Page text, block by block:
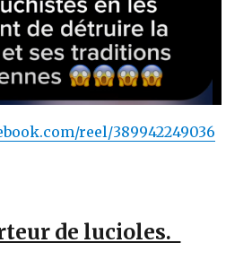
reel/389942249036
de lucioles.